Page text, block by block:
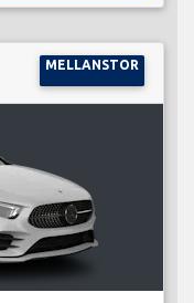
MELLANSTOR